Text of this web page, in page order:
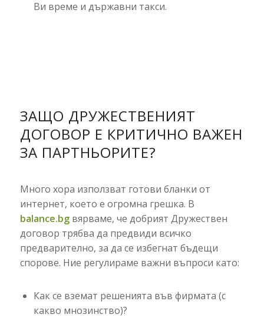
Ви време и държавни такси.
ЗАЩО ДРУЖЕСТВЕНИЯТ
ДОГОВОР Е КРИТИЧНО ВАЖЕН
ЗА ПАРТНЬОРИТЕ?
Много хора използват готови бланки от
интернет, което е огромна грешка. В
balance.bgвярваме, че добрият Дружествен
договор трябва да предвиди всичко
предварително, за да се избегнат бъдещи
спорове. Ние регулираме важни въпроси като:
Как се вземат решенията във фирмата (с
какво мнозинство)?